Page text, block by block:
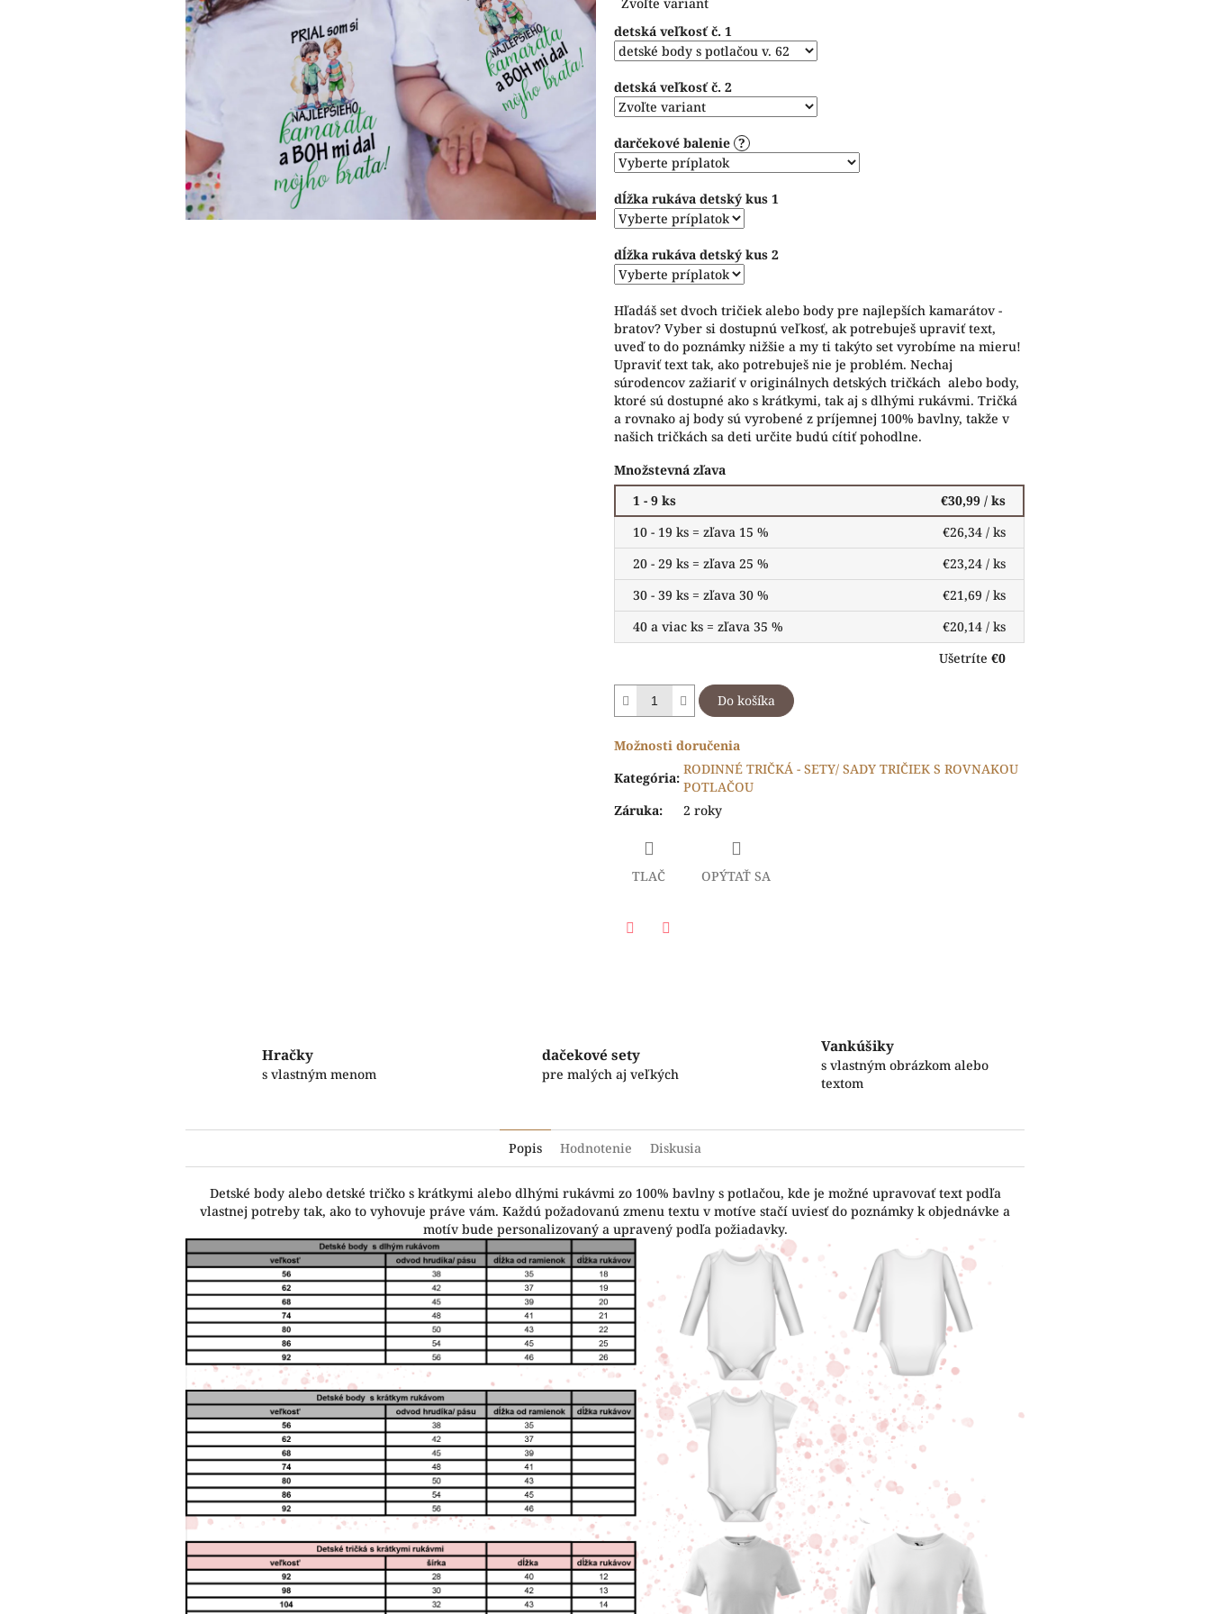
5
hviezdičiek.
cena:
detská veľkosť č. 1
detská veľkosť č. 2
darčekové balenie ?
dĺžka rukáva detský kus 1
dĺžka rukáva detský kus 2
Hľadáš set dvoch tričiek alebo body pre najlepších kamarátov -
bratov? Vyber si dostupnú veľkosť, ak potrebuješ upraviť text,
uveď to do poznámky nižšie a my ti takýto set vyrobíme na mieru!
Upraviť text tak, ako potrebuješ nie je problém. Nechaj
súrodencov zažiariť v originálnych detských tričkách alebo body,
ktoré sú dostupné ako s krátkymi, tak aj s dlhými rukávmi. Tričká
a rovnako aj body sú vyrobené z príjemnej 100% bavlny, takže v
našich tričkách sa deti určite budú cítiť pohodlne.
Množstevná zľava
1 - 9 ks
€30,99 / ks
10 - 19 ks = zľava 15 %
€26,34 / ks
20 - 29 ks = zľava 25 %
€23,24 / ks
30 - 39 ks = zľava 30 %
€21,69 / ks
40 a viac ks = zľava 35 %
€20,14 / ks
Ušetríte €0
Do košíka
Možnosti doručenia
Kategória:
RODINNÉ TRIČKÁ - SETY/ SADY TRIČIEK S ROVNAKOU
POTLAČOU
Záruka: 2 roky
TLAČ OPÝTAŤ SA
Hračky
s vlastným menom
dačekové sety
pre malých aj veľkých
Vankúšiky
s vlastným obrázkom alebo
textom
Popis Hodnotenie Diskusia
Detské body alebo detské tričko s krátkymi alebo dlhými rukávmi zo 100% bavlny s potlačou, kde je možné upravovať text podľa
vlastnej potreby tak, ako to vyhovuje práve vám. Každú požadovanú zmenu textu v motíve stačí uviesť do poznámky k objednávke a
motív bude personalizovaný a upravený podľa požiadavky.